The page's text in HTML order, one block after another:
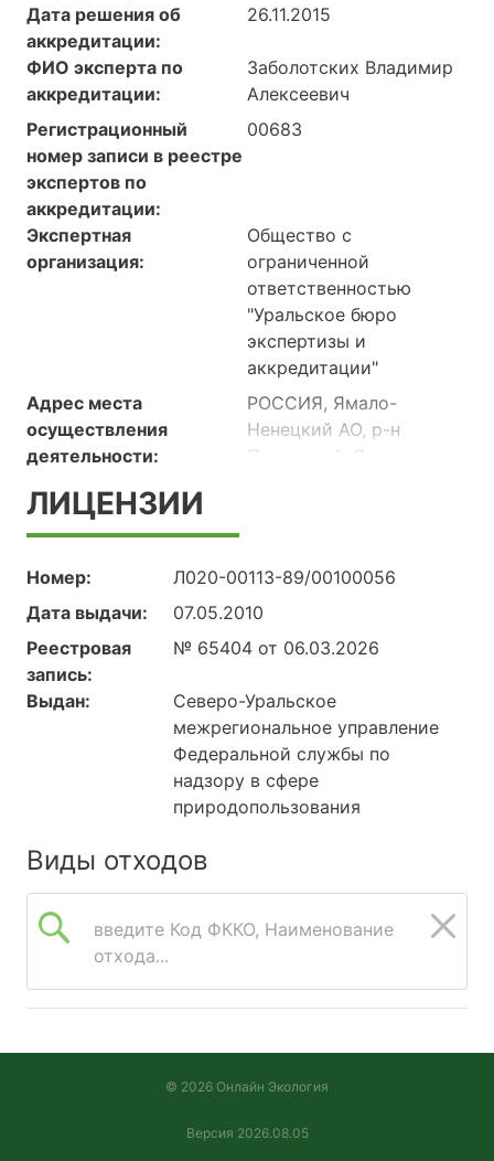
химико-аналитическая
629830, РОССИЯ,
Ямало-Ненецкий АО,
Пуровский р-н, район
контроля качества
(БИЛ/БКК)
629350, РОССИЯ,
Ямало-Ненецкий
автономный округ,
Тазовский р-н, «Северо-
месторождение.
Объекты подготовки» 11
эксплуатационного
629380, РОССИЯ,
Ямало-Ненецкий АО,
Термокарстовое
газоконденсатное
месторождение.
Химлаборатория.
629350, РОССИЯ,
Тазовский район,
месторождение.
этап строительства.
аналитическая
Дата решения об
аккредитации:
26.11.2015
ФИО эксперта по
аккредитации:
Заболотских Владимир
Алексеевич
Регистрационный
номер записи в реестре
экспертов по
аккредитации:
00683
Экспертная
организация:
Общество с
ограниченной
ответственностью
"Уральское бюро
экспертизы и
аккредитации"
Адрес места
осуществления
деятельности:
РОССИЯ, Ямало-
Ненецкий АО, р-н
Пуровский, Восточно-
эксплуатационный блок
ЛИЦЕНЗИИ
Номер:
Л020-00113-89/00100056
Дата выдачи:
07.05.2010
Реестровая
запись:
№ 65404 от 06.03.2026
Выдан:
Северо-Уральское
межрегиональное управление
Федеральной службы по
надзору в сфере
природопользования
Виды отходов
введите Код ФККО, Наименование
отхода...
© 2026 Онлайн Экология
Версия 2026.08.05